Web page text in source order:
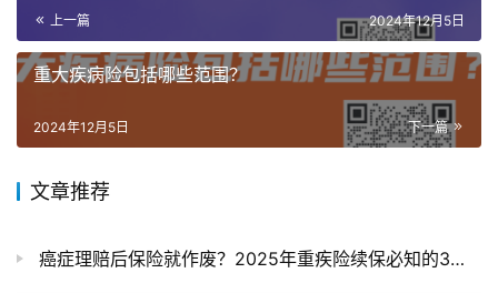
上一篇 2024年12月5日
重大疾病险包括哪些范围？
下一篇
2024年12月5日
文章推荐
癌症理赔后保险就作废？2025年重疾险续保必知的3个救命条款